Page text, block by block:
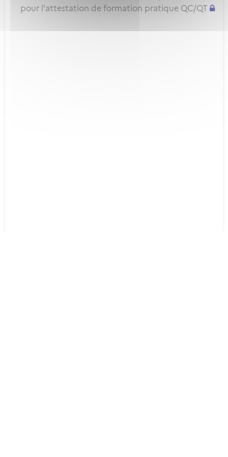
pour l'attestation de formation pratique QC/QT